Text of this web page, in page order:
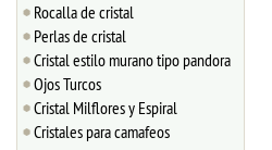
Rocalla de cristal
Perlas de cristal
Cristal estilo murano tipo pandora
Ojos Turcos
Cristal Milflores y Espiral
Cristales para camafeos